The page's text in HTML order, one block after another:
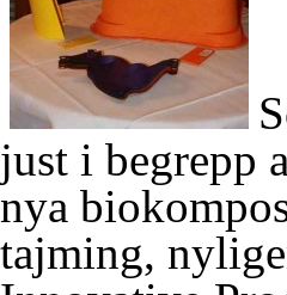
just i begrepp
nya
tajming,